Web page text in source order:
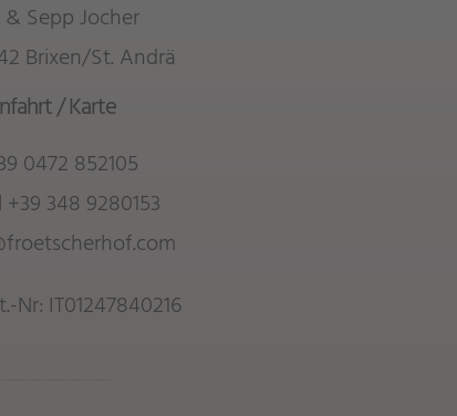
Sepp Jocher
Brixen/St. Andrä
/ Karte
0472 852105
+39 348 9280153
Nr: IT01247840216